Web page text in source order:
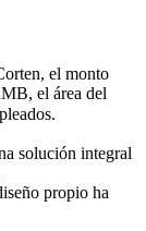
el monto
el área del
solución integral
propio ha